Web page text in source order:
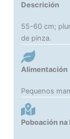
Descrición
55-60 cm;
de pinza.
Alimentación
Pequenos
Poboación na